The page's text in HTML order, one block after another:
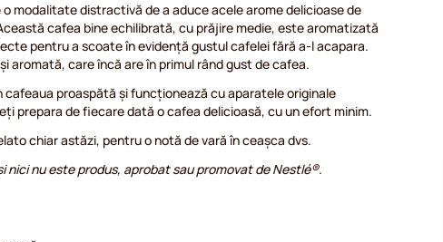
modalitate distractivă de a aduce acele arome delicioase de
cafea bine echilibrată, cu prăjire medie, este aromatizată
pentru a scoate în evidență gustul cafelei fără a-l acapara.
aromată, care încă are în primul rând gust de cafea.
cafeaua proaspătă și funcționează cu aparatele originale
prepara de fiecare dată o cafea delicioasă, cu un efort minim.
chiar astăzi, pentru o notă de vară în ceașca dvs.
nici nu este produs, aprobat sau promovat de Nestlé®.